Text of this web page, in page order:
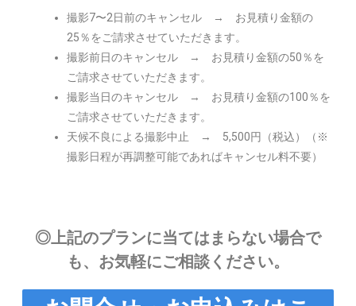
撮影7〜2日前のキャンセル → お見積り金額の
25％をご請求させていただきます。
撮影前日のキャンセル → お見積り金額の50％を
ご請求させていただきます。
撮影当日のキャンセル → お見積り金額の100％を
ご請求させていただきます。
天候不良による撮影中止 → 5,500円（税込）（※
撮影日程が再調整可能であればキャンセル料不要）
◎上記のプランに当てはまらない場合で
も、お気軽にご相談ください。